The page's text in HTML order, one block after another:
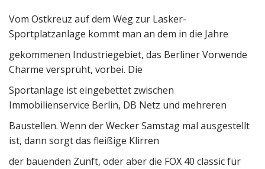
Vom Ostkreuz auf dem Weg zur Lasker-
Sportplatzanlage kommt man an dem in die Jahre
gekommenen Industriegebiet, das Berliner Vorwende
Charme versprüht, vorbei. Die
Sportanlage ist eingebettet zwischen
Immobilienservice Berlin, DB Netz und mehreren
Baustellen. Wenn der Wecker Samstag mal ausgestellt
ist, dann sorgt das fleißige Klirren
der bauenden Zunft, oder aber die FOX 40 classic für